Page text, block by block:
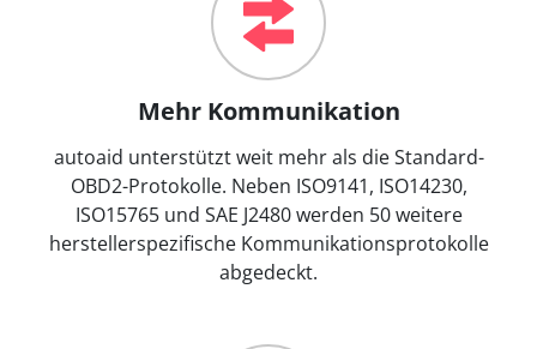
Mehr Kommunikation
autoaid unterstützt weit mehr als die Standard-
OBD2-Protokolle. Neben ISO9141, ISO14230,
ISO15765 und SAE J2480 werden 50 weitere
herstellerspezifische Kommunikationsprotokolle
abgedeckt.